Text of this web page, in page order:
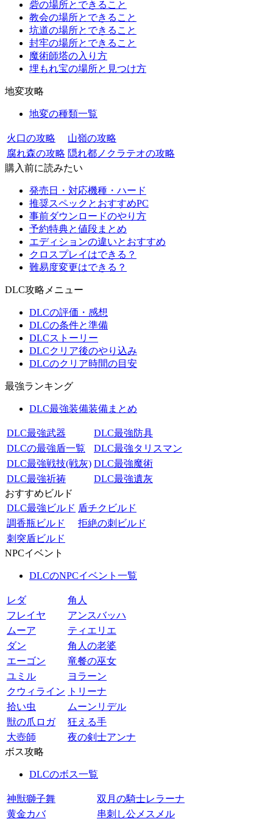
砦の場所とできること
教会の場所とできること
坑道の場所とできること
封牢の場所とできること
魔術師塔の入り方
埋もれ宝の場所と見つけ方
地変攻略
地変の種類一覧
火口の攻略
山嶺の攻略
腐れ森の攻略 隠れ都ノクラテオの攻略
購入前に読みたい
発売日・対応機種・ハード
推奨スペックとおすすめPC
事前ダウンロードのやり方
予約特典と値段まとめ
エディションの違いとおすすめ
クロスプレイはできる？
難易度変更はできる？
DLC攻略メニュー
DLCの評価・感想
DLCの条件と準備
DLCストーリー
DLCクリア後のやり込み
DLCのクリア時間の目安
最強ランキング
DLC最強装備装備まとめ
DLC最強武器
DLC最強防具
DLCの最強盾一覧
DLC最強タリスマン
DLC最強戦技(戦灰) DLC最強魔術
DLC最強祈祷
DLC最強遺灰
おすすめビルド
DLC最強ビルド 盾チクビルド
調香瓶ビルド
拒絶の刺ビルド
刺突盾ビルド
NPCイベント
DLCのNPCイベント一覧
レダ
角人
フレイヤ
アンスバッハ
ムーア
ティエリエ
ダン
角人の老婆
エーゴン
竜餐の巫女
ユミル
ヨラーン
クウィライン
トリーナ
拾い虫
ムーンリデル
獣の爪ロガ
狂える手
大壺師
夜の剣士アンナ
ボス攻略
DLCのボス一覧
神獣獅子舞
双月の騎士レラーナ
黄金カバ
串刺し公メスメル